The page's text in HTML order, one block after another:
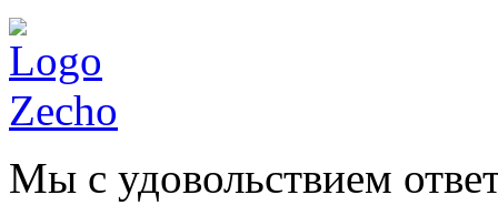
Мы с удовольствием